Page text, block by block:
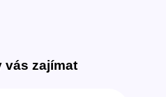
vás zajímat